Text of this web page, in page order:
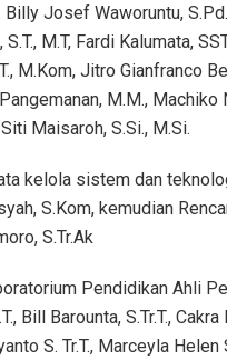
Billy Josef Waworuntu,
M.T, Fardi Kalumata,
M.Kom, Jitro Gianfranco
M.M., Machiko
Maisaroh, S.Si., M.Si.
kelola sistem dan
S.Kom, kemudian
S.Tr.Ak
Pendidikan Ahli
Bill Barounta, S.Tr.T.,
S. Tr.T., Marceyla Helen